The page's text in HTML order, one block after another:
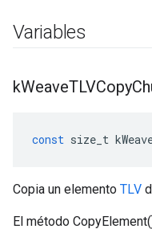
Variables
kWeaveTLVCopy
const size_t
Copia un elemento TLV
El método